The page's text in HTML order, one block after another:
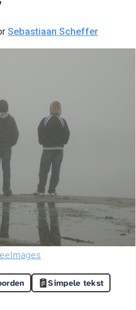
Sebastiaan Scheffer
Simpele tekst